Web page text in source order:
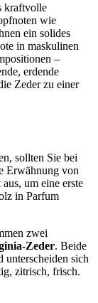
kraftvolle
wie
ein solides
in maskulinen
–
erdende
Zeder zu einer
sollten Sie bei
Erwähnung von
um eine erste
in Parfum
zwei
Zeder. Beide
unterscheiden sich
zitrisch, frisch.